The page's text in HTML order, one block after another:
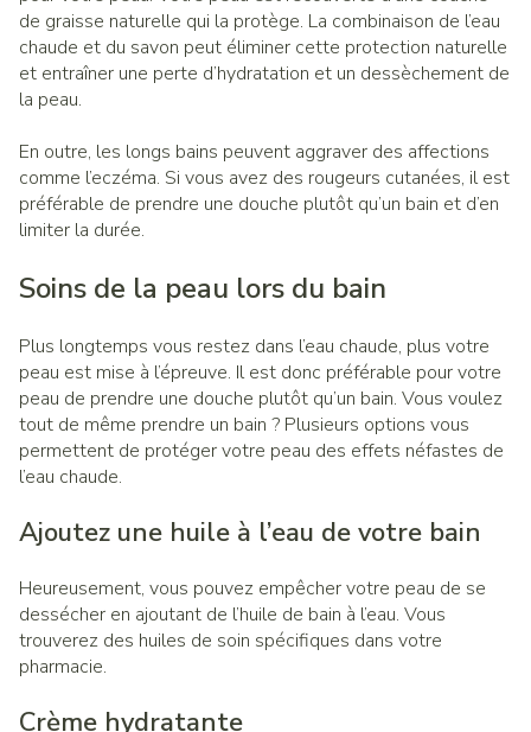
de graisse naturelle qui la protège. La combinaison de l’eau
chaude et du savon peut éliminer cette protection naturelle
et entraîner une perte d’hydratation et un dessèchement de
la peau.
En outre, les longs bains peuvent aggraver des affections
comme l’eczéma. Si vous avez des rougeurs cutanées, il est
préférable de prendre une douche plutôt qu’un bain et d’en
limiter la durée.
Soins de la peau lors du bain
Plus longtemps vous restez dans l’eau chaude, plus votre
peau est mise à l’épreuve. Il est donc préférable pour votre
peau de prendre une douche plutôt qu’un bain. Vous voulez
tout de même prendre un bain ? Plusieurs options vous
permettent de protéger votre peau des effets néfastes de
l’eau chaude.
Ajoutez une huile à l’eau de votre bain
Heureusement, vous pouvez empêcher votre peau de se
dessécher en ajoutant de l’huile de bain à l’eau. Vous
trouverez des huiles de soin spécifiques dans votre
pharmacie.
Crème hydratante